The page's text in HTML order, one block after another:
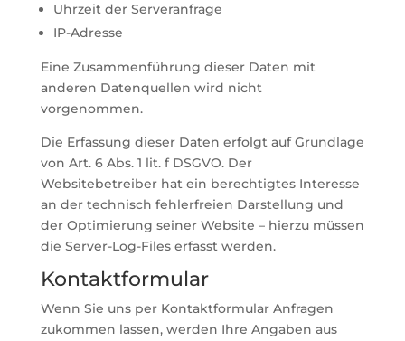
Uhrzeit der Serveranfrage
IP-Adresse
Eine Zusammenführung dieser Daten mit
anderen Datenquellen wird nicht
vorgenommen.
Die Erfassung dieser Daten erfolgt auf Grundlage
von Art. 6 Abs. 1 lit. f DSGVO. Der
Websitebetreiber hat ein berechtigtes Interesse
an der technisch fehlerfreien Darstellung und
der Optimierung seiner Website – hierzu müssen
die Server-Log-Files erfasst werden.
Kontaktformular
Wenn Sie uns per Kontaktformular Anfragen
zukommen lassen, werden Ihre Angaben aus